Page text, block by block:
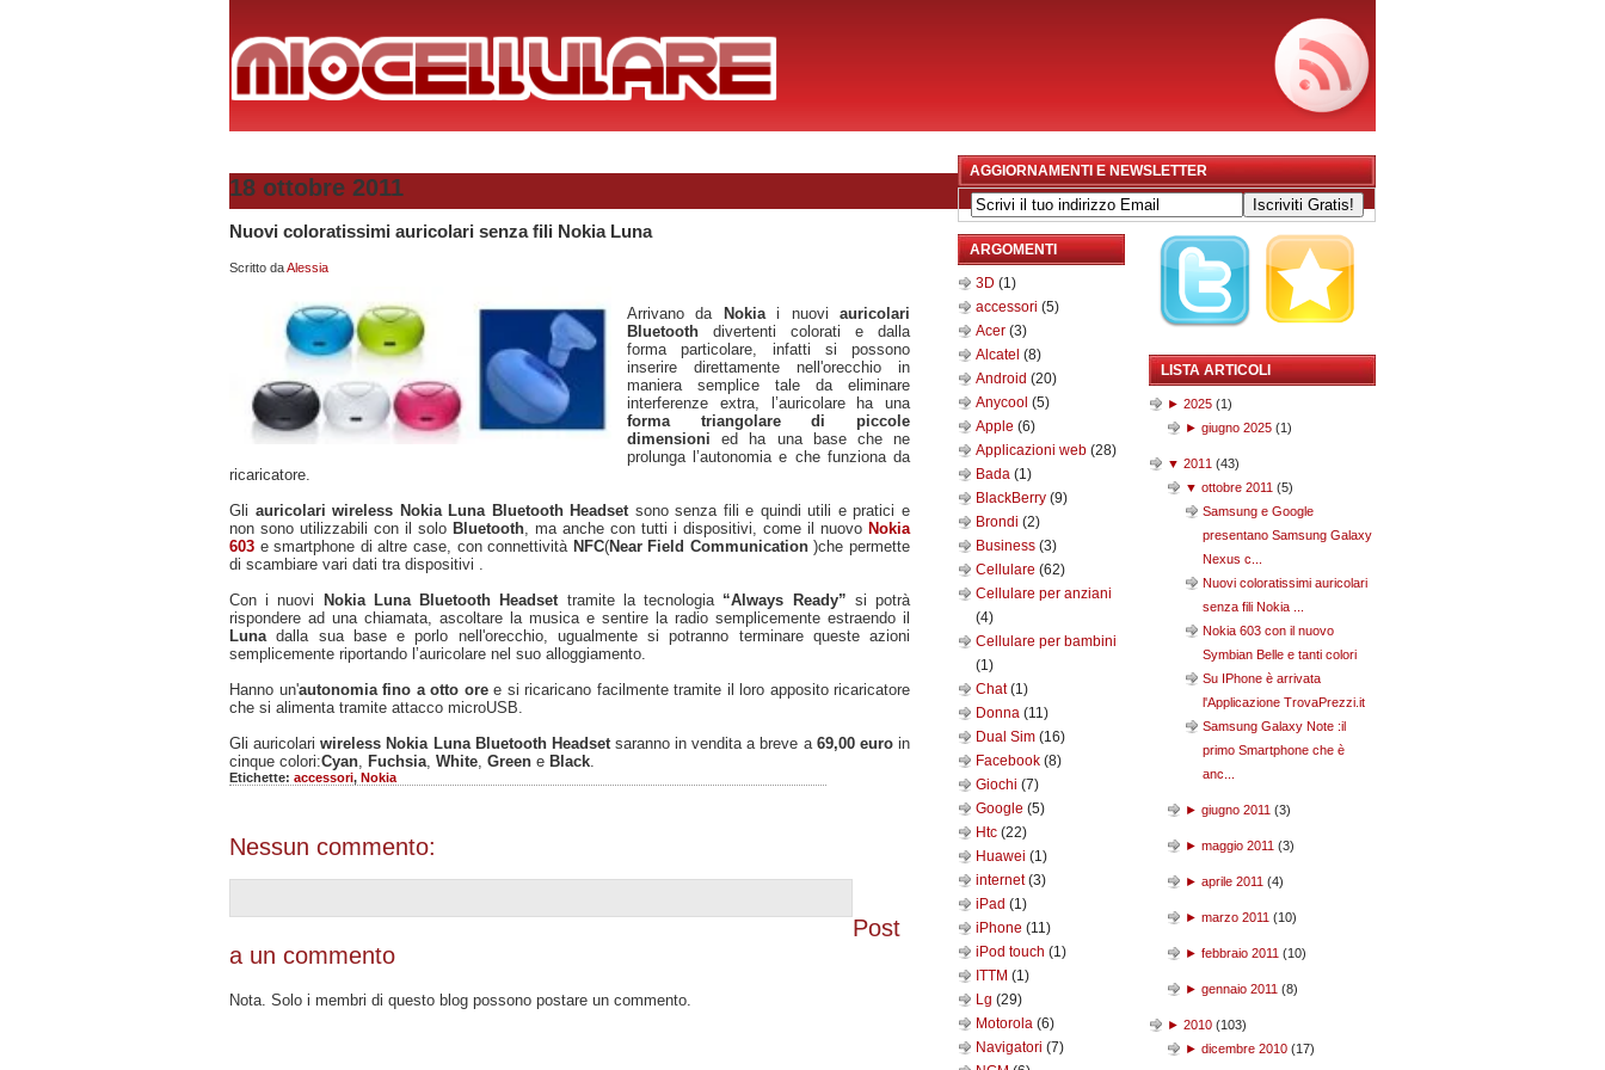
18 ottobre 2011
Nuovi coloratissimi auricolari senza fili Nokia Luna
Scritto daAlessia
Arrivano da Nokiai nuoviauricolari
Bluetooth divertenti colorati e dalla
forma particolare, infatti si possono
inserire direttamente nell'orecchio in
maniera semplice tale da eliminare
interferenze extra, l’auricolare ha una
forma triangolare di piccole
dimensioni ed ha una base che ne
prolunga l’autonomia e che funziona da
ricaricatore.
Gli auricolari wireless Nokia Luna Bluetooth Headset sono senza fili e quindi utili e pratici e
non sono utilizzabili con il solo Bluetooth , ma anche con tutti i dispositivi, come il nuovo Nokia
603 e smartphone di altre case, con connettività NFC(Near Field Communication)che permette
di scambiare vari dati tra dispositivi .
Con i nuovi Nokia Luna Bluetooth Headset tramite la tecnologia “Always Ready” si potrà
rispondere ad una chiamata, ascoltare la musica e sentire la radio semplicemente estraendo il
Lunadalla sua base e porlo nell'orecchio, ugualmente si potranno terminare queste azioni
semplicemente riportando l’auricolare nel suo alloggiamento.
Hanno un'autonomia fino a otto oree si ricaricano facilmente tramite il loro apposito ricaricatore
che si alimenta tramite attacco microUSB.
Gli auricolariwireless Nokia Luna Bluetooth Headsetsaranno in vendita a breve a 69,00 euroin
cinque colori:Cyan Fuchsia White Green e Black
Etichette: accessori, Nokia
Nessun commento:
Post
a un commento
Nota. Solo i membri di questo blog possono postare un commento.
AGGIORNAMENTI E NEWSLETTER
ARGOMENTI
3D (1)
accessori (5)
Acer (3)
Alcatel (8)
Android (20)
Anycool (5)
Apple (6)
Applicazioni web (28)
Bada (1)
BlackBerry (9)
Brondi (2)
Business (3)
Cellulare (62)
Cellulare per anziani
(4)
Cellulare per bambini
(1)
Chat(1)
Donna (11)
Dual Sim (16)
Facebook (8)
Giochi (7)
Google (5)
Htc (22)
Huawei (1)
internet(3)
iPad (1)
iPhone (11)
iPod touch (1)
ITTM (1)
Lg (29)
Motorola (6)
Navigatori (7)
LISTA ARTICOLI
► 2025 (1)
► giugno 2025 (1)
▼ 2011 (43)
▼ ottobre 2011 (5)
Samsung e Google
presentano Samsung Galaxy
Nexus c...
Nuovi coloratissimi auricolari
senza fili Nokia ...
Nokia 603 con il nuovo
Symbian Belle e tanti colori
Su IPhone è arrivata
l'Applicazione TrovaPrezzi.it
Samsung Galaxy Note :il
primo Smartphone che è
anc...
► giugno 2011 (3)
► maggio 2011 (3)
► aprile 2011 (4)
► marzo 2011 (10)
► febbraio 2011 (10)
► gennaio 2011 (8)
► 2010 (103)
► dicembre 2010 (17)